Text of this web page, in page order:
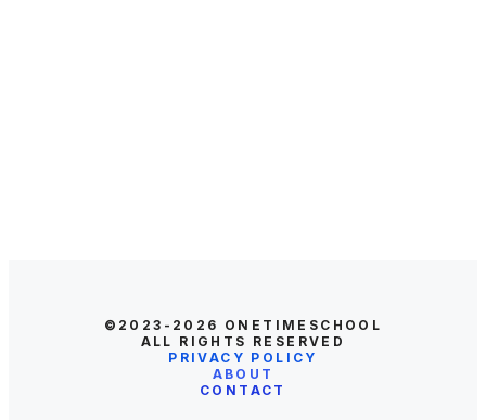
©2023-2026 ONETIMESCHOOL
ALL RIGHTS RESERVED
PRIVACY POLICY
ABOUT
CONTACT